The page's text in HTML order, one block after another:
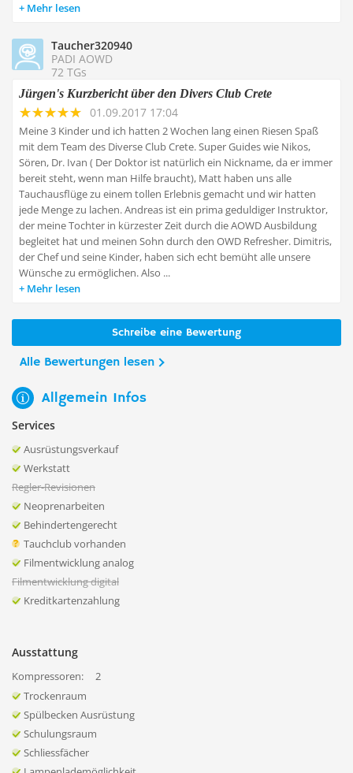
Mehr lesen
Taucher320940
PADI AOWD
72 TGs
Jürgen's Kurzbericht über den Divers Club Crete
01.09.2017 17:04
Meine 3 Kinder und ich hatten 2 Wochen lang einen Riesen Spaß
mit dem Team des Diverse Club Crete. Super Guides wie Nikos,
Sören, Dr. Ivan ( Der Doktor ist natürlich ein Nickname, da er immer
bereit steht, wenn man Hilfe braucht), Matt haben uns alle
Tauchausflüge zu einem tollen Erlebnis gemacht und wir hatten
jede Menge zu lachen. Andreas ist ein prima geduldiger Instruktor,
der meine Tochter in kürzester Zeit durch die AOWD Ausbildung
begleitet hat und meinen Sohn durch den OWD Refresher. Dimitris,
der Chef und seine Kinder, haben sich echt bemüht alle unsere
Wünsche zu ermöglichen. Also ...
Mehr lesen
Schreibe eine Bewertung
Alle Bewertungen lesen
Allgemein Infos
Services
Ausrüstungsverkauf
Werkstatt
Regler-Revisionen
Neoprenarbeiten
Behindertengerecht
Tauchclub vorhanden
Filmentwicklung analog
Filmentwicklung digital
Kreditkartenzahlung
Ausstattung
Kompressoren:
2
Trockenraum
Spülbecken Ausrüstung
Schulungsraum
Schliessfächer